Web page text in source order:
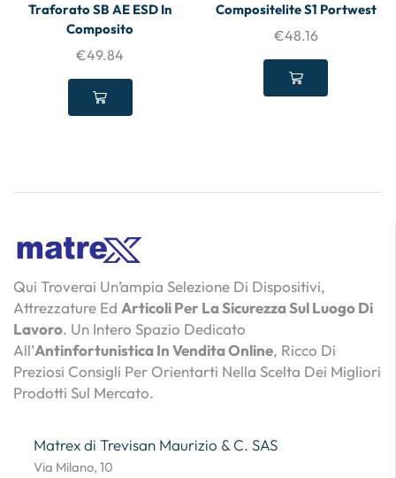
Traforato SB AE ESD In
Composito
€49.84
Compositelite S1 Portwest
€48.16
Qui Troverai Un’ampia Selezione Di Dispositivi,
Attrezzature Ed Articoli Per La Sicurezza Sul Luogo Di
Lavoro. Un Intero Spazio Dedicato
All’Antinfortunistica In Vendita Online, Ricco Di
Preziosi Consigli Per Orientarti Nella Scelta Dei Migliori
Prodotti Sul Mercato.
Matrex di Trevisan Maurizio & C. SAS
Via Milano, 10